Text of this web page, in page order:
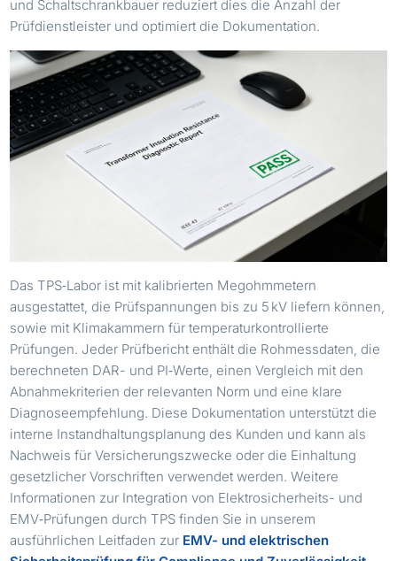
und Schaltschrankbauer reduziert dies die Anzahl der
Prüfdienstleister und optimiert die Dokumentation.
Das TPS‑Labor ist mit kalibrierten Megohmmetern
ausgestattet, die Prüfspannungen bis zu 5 kV liefern können,
sowie mit Klimakammern für temperaturkontrollierte
Prüfungen. Jeder Prüfbericht enthält die Rohmessdaten, die
berechneten DAR- und PI‑Werte, einen Vergleich mit den
Abnahmekriterien der relevanten Norm und eine klare
Diagnoseempfehlung. Diese Dokumentation unterstützt die
interne Instandhaltungsplanung des Kunden und kann als
Nachweis für Versicherungszwecke oder die Einhaltung
gesetzlicher Vorschriften verwendet werden. Weitere
Informationen zur Integration von Elektrosicherheits- und
EMV‑Prüfungen durch TPS finden Sie in unserem
ausführlichen Leitfaden zur EMV- und elektrischen